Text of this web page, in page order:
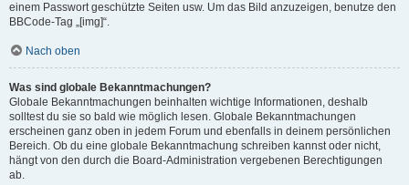
einem Passwort geschützte Seiten usw. Um das Bild anzuzeigen, benutze den
BBCode-Tag „[img]“.
Nach oben
Was sind globale Bekanntmachungen?
Globale Bekanntmachungen beinhalten wichtige Informationen, deshalb
solltest du sie so bald wie möglich lesen. Globale Bekanntmachungen
erscheinen ganz oben in jedem Forum und ebenfalls in deinem persönlichen
Bereich. Ob du eine globale Bekanntmachung schreiben kannst oder nicht,
hängt von den durch die Board-Administration vergebenen Berechtigungen
ab.